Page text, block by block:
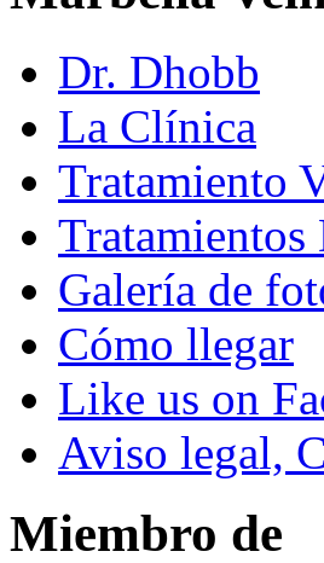
Dr. Dhobb
La Clínica
Tratamiento
Tratamientos
Galería de
Cómo llegar
Like us on
Aviso legal,
Miembro de